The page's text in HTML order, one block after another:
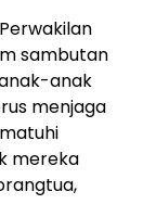
sambutan
anak
menjaga
mereka